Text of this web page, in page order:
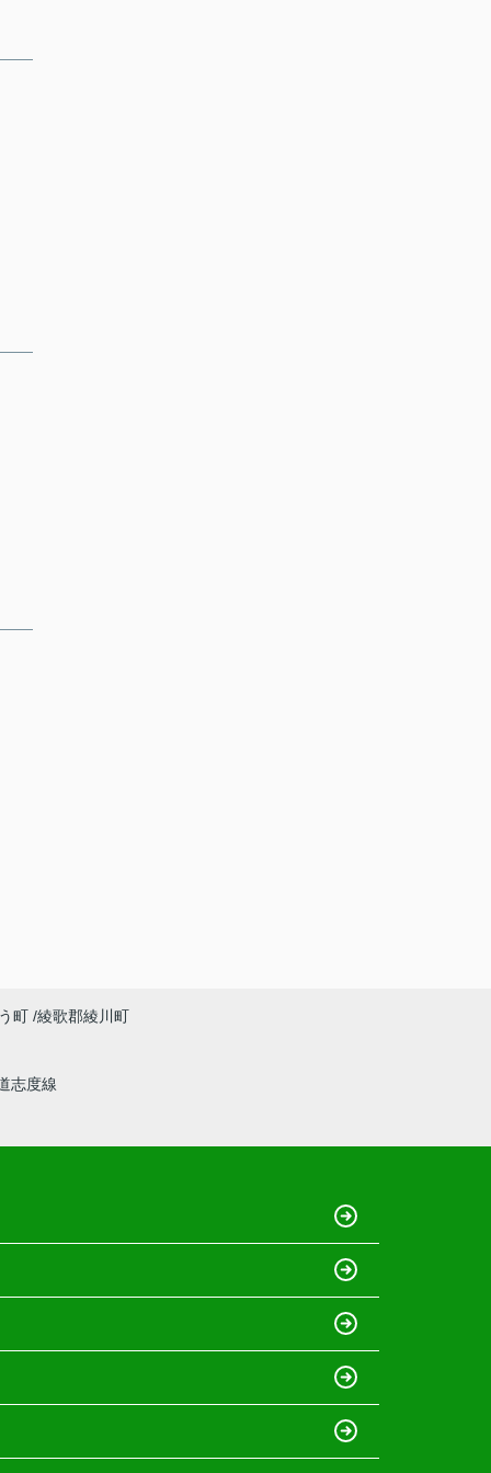
町 綾歌郡綾川町
志度線